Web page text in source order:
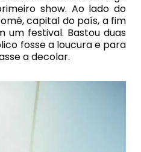
show. Ao lado do
capital do país, a fim
um festival. Bastou duas
fosse a loucura e para
a decolar.